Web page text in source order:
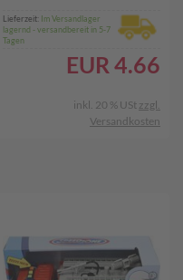
Lieferzeit: Im Versandlager
lagernd - versandbereit in 5-7
Tagen
EUR 4.66
inkl. 20 % USt zzgl.
Versandkosten